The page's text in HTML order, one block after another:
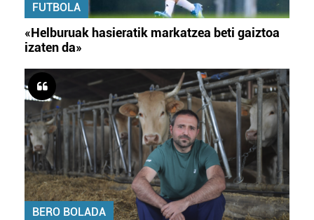
FUTBOLA
«Helburuak hasieratik markatzea beti gaiztoa
izaten da»
BERO BOLADA